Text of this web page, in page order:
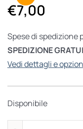
€7,00
Spese di spedizione
SPEDIZIONE
Vedi dettagli e
Disponibile